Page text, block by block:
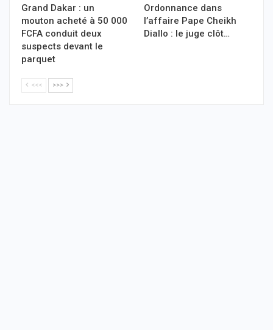
Grand Dakar : un
mouton acheté à 50 000
FCFA conduit deux
suspects devant le
parquet
Ordonnance dans
l’affaire Pape Cheikh
Diallo : le juge clôt…
<<< >>>